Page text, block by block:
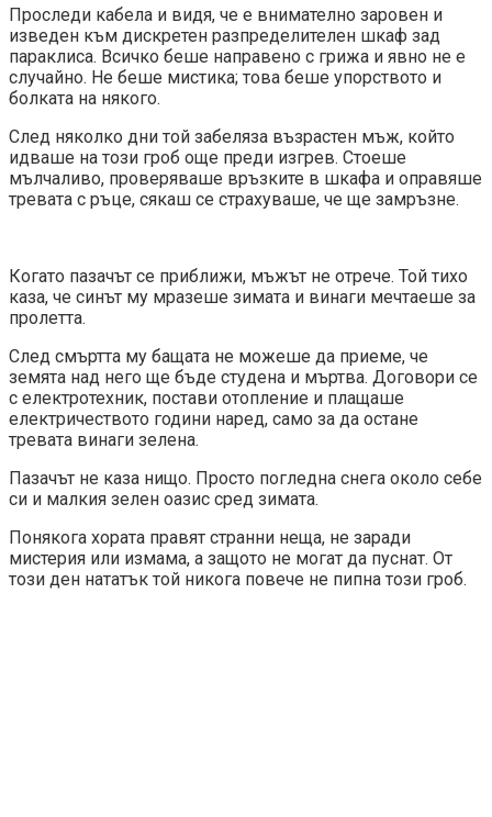
Проследи кабела и видя, че е внимателно заровен и
изведен към дискретен разпределителен шкаф зад
параклиса. Всичко беше направено с грижа и явно не е
случайно. Не беше мистика; това беше упорството и
болката на някого.
След няколко дни той забеляза възрастен мъж, който
идваше на този гроб още преди изгрев. Стоеше
мълчаливо, проверяваше връзките в шкафа и оправяше
тревата с ръце, сякаш се страхуваше, че ще замръзне.
Когато пазачът се приближи, мъжът не отрече. Той тихо
каза, че синът му мразеше зимата и винаги мечтаеше за
пролетта.
След смъртта му бащата не можеше да приеме, че
земята над него ще бъде студена и мъртва. Договори се
с електротехник, постави отопление и плащаше
електричеството години наред, само за да остане
тревата винаги зелена.
Пазачът не каза нищо. Просто погледна снега около себе
си и малкия зелен оазис сред зимата.
Понякога хората правят странни неща, не заради
мистерия или измама, а защото не могат да пуснат. От
този ден нататък той никога повече не пипна този гроб.